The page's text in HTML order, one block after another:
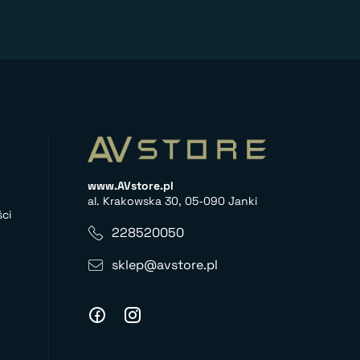
www.AVstore.pl
al. Krakowska 30, 05-090 Janki
228520050
sklep@avstore.pl